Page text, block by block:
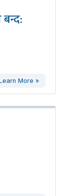
बन्द:
More »